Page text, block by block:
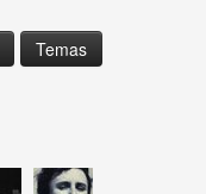
Temas